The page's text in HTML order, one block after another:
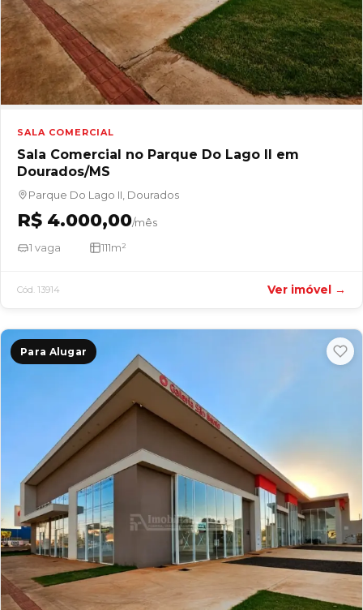
SALA COMERCIAL
Sala Comercial no Parque Do Lago II em
Dourados/MS
Parque Do Lago II, Dourados
R$ 4.000,00/mês
1 vaga
111m²
Cód. 13914 Ver imóvel →
Para Alugar